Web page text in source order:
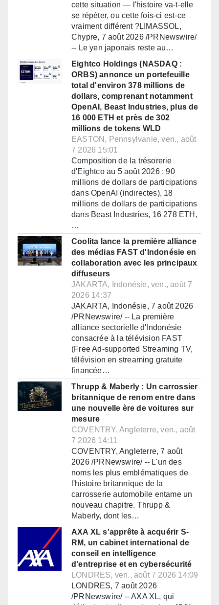
cette situation — l'histoire va-t-elle
se répéter, ou cette fois-ci est-ce
vraiment différent ?LIMASSOL,
Chypre, 7 août 2026 /PRNewswire/
-- Le yen japonais reste au…
Eightco Holdings (NASDAQ :
ORBS) annonce un portefeuille
total d'environ 378 millions de
dollars, comprenant notamment
OpenAI, Beast Industries, plus de
16 000 ETH et près de 302
millions de tokens WLD
EASTON, Pennsylvanie, ven., août
7 2026 15:01
Composition de la trésorerie
d'Eightco au 5 août 2026 : 90
millions de dollars de participations
dans OpenAI (indirectes), 18
millions de dollars de participations
dans Beast Industries, 16 278 ETH,
…
Coolita lance la première alliance
des médias FAST d'Indonésie en
collaboration avec les principaux
diffuseurs
JAKARTA, Indonésie, ven., août 7
2026 14:37
JAKARTA, Indonésie, 7 août 2026
/PRNewswire/ -- La première
alliance sectorielle d'Indonésie
consacrée à la télévision FAST
(Free Ad-supported Streaming TV,
télévision en streaming gratuite
financée…
Thrupp & Maberly : Un carrossier
britannique de renom entre dans
une nouvelle ère de voitures sur
mesure
COVENTRY, Angleterre, ven., août
7 2026 14:11
COVENTRY, Angleterre, 7 août
2026 /PRNewswire/ -- L'un des
noms les plus emblématiques de
l'histoire britannique de la
carrosserie automobile entame un
nouveau chapitre. Thrupp &
Maberly, dont les…
AXA XL s'apprête à acquérir S-
RM, un cabinet international de
conseil en intelligence
d'entreprise et en cybersécurité
LONDRES, ven., août 7 2026 14:09
LONDRES, 7 août 2026
/PRNewswire/ -- AXA XL, qui